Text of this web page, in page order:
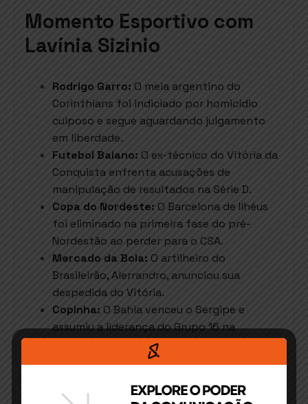
Momento Esportivo com
Lavínia Sizinio
Rodrigo Garro: O meia argentino do
Corinthians foi indiciado por homicídio
culposo e segue aguardando julgamento
em liberdade.
Futebol Baiano: O ex-técnico do Vitória da
Conquista enfrenta acusações de
manipulação de resultados na Série D.
Copa do Nordeste: O Barcelona de Ilhéus
foi eliminado na primeira fase do pré-
Nordestão ao perder para o CSA.
Mercado da Bola: O artilheiro do
Brasileirão, Alerrandro, anunciou sua
despedida do Vitória.
Copinha: O Bahia venceu o Sergipe e
assumiu a liderança do Grupo 16 na
Destaques do Dia